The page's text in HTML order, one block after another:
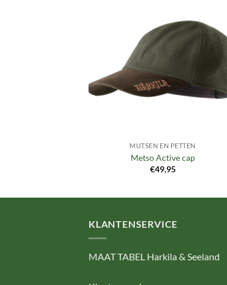
aan
verlanglijst
MUTSEN EN PETTEN
Metso Active cap
€49,95
KLANTENSERVICE
MAAT TABEL Harkila & Seeland